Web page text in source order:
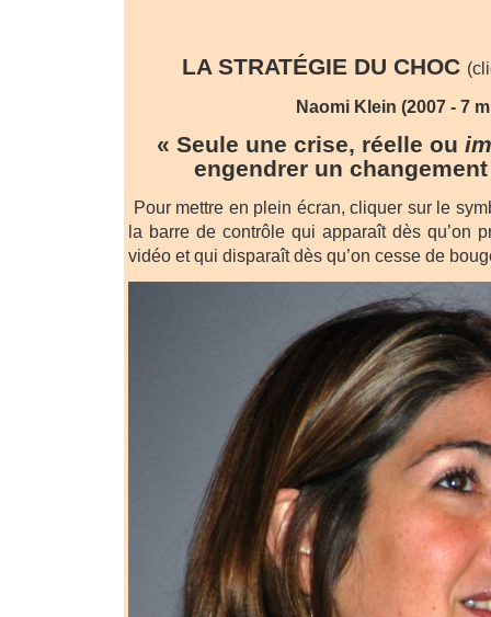
LA STRATÉGIE DU CHOC
Naomi Klein (2007 - 7
« Seule une crise, réelle ou
engendrer un
Pour mettre en plein écran, cliquer sur le
la barre de contrôle qui apparaît dès qu’on
vidéo et qui disparaît dès qu’on cesse de